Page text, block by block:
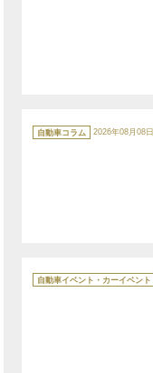
テ
ゴ
自動車コラム 2026年08月08日
テ
ゴ
自動車イベント・カーイベント